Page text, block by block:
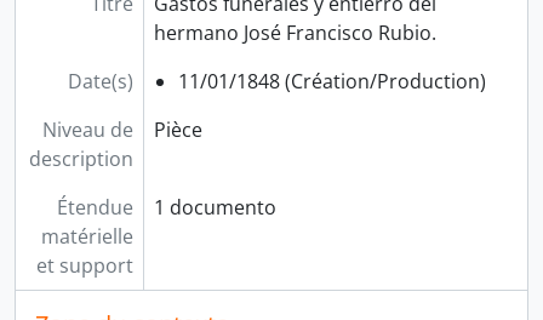
hermano José Francisco Rubio.
Date(s)
11/01/1848 (Création/Production)
Niveau de
description
Pièce
Étendue
matérielle
et support
1 documento